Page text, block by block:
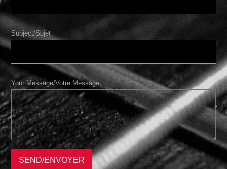
Subject/Sujet
Your Message/Votre Message